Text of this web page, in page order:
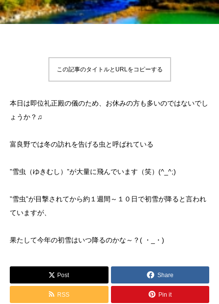
この記事のタイトルとURLをコピーする
本日は即位礼正殿の儀のため、お休みの方も多いのではないでし
ょうか？♫
富良野では冬の訪れを告げる虫と呼ばれている
”雪虫（ゆきむし）”が大量に飛んでいます（笑）(^_^;)
”雪虫”が目撃されてから約１週間～１０日で初雪が降ると言われ
ていますが、
果たして今年の初雪はいつ降るのかな～？( ・_・)
Post Share
RSS Pin it